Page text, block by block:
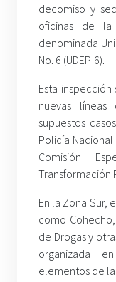
decomiso y
oficinas de la
denominada
No. 6 (UDEP-6).
Esta
nuevas líneas
supuestos
Policía
Comisión
Transformación
En la Zona Sur,
como
de Drogas y
organizada
elementos de la